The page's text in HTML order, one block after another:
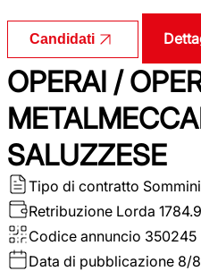
Candidati
OPERAI /
SALUZZESE
Tipo di contratto
Retribuzione Lorda
Codice annuncio 350245
Data di pubblicazione 8/